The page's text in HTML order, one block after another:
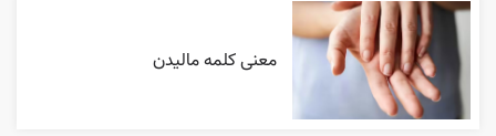
معنی کلمه مالیدن